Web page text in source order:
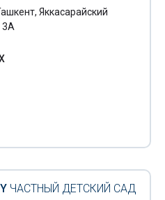
Яккасарайский
3А
ЧАСТНЫЙ ДЕТСКИЙ САД